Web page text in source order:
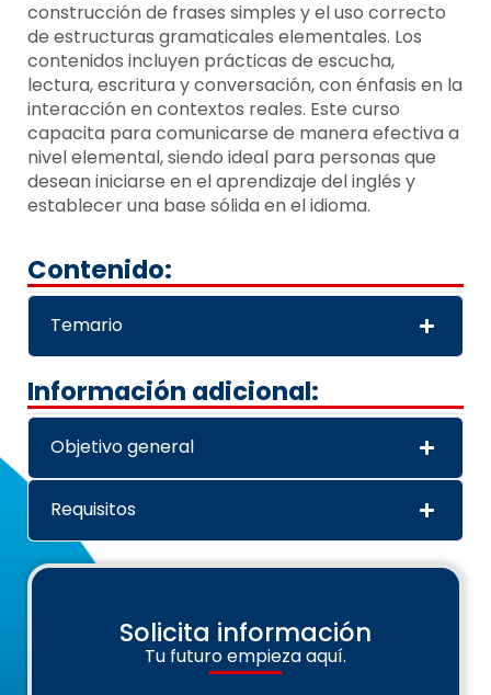
construcción de frases simples y el uso correcto
de estructuras gramaticales elementales. Los
contenidos incluyen prácticas de escucha,
lectura, escritura y conversación, con énfasis en la
interacción en contextos reales. Este curso
capacita para comunicarse de manera efectiva a
nivel elemental, siendo ideal para personas que
desean iniciarse en el aprendizaje del inglés y
establecer una base sólida en el idioma.
Contenido:
Temario
Información adicional:
Objetivo general
Requisitos
Solicita información
Tu futuro empieza aquí.